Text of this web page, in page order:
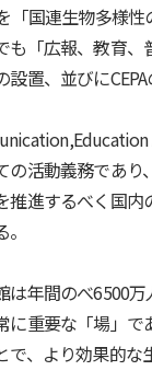
「国連生物多様
も「広報、教育、
設置、並びに
の活動義務であ
推進するべく国内
は年間のべ6500
に重要な「場」で
で、より効果的な